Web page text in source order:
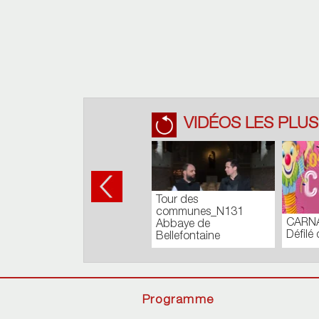
VIDÉOS LES
Carnaval de Cholet -
CARNAVAL 2018
Programme